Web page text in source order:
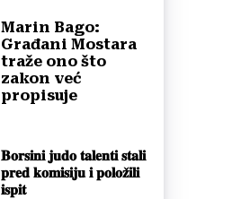
Marin Bago:
Građani Mostara
traže ono što
zakon već
propisuje
𝐁𝐨𝐫𝐬𝐢𝐧𝐢 𝐣𝐮𝐝𝐨 𝐭𝐚𝐥𝐞𝐧𝐭𝐢 𝐬𝐭𝐚𝐥𝐢
𝐩𝐫𝐞𝐝 𝐤𝐨𝐦𝐢𝐬𝐢𝐣𝐮 𝐢 𝐩𝐨𝐥𝐨𝐳̌𝐢𝐥𝐢
𝐢𝐬𝐩𝐢𝐭